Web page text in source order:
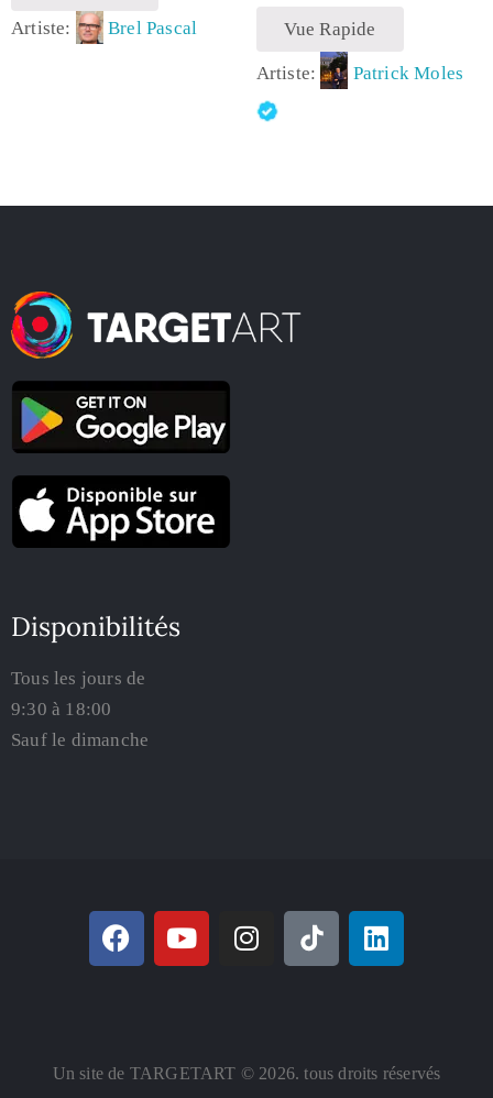
Artiste:
Brel Pascal Vue Rapide
Artiste: Patrick Moles
Disponibilités
Tous les jours de
9:30 à 18:00
Sauf le dimanche
Un site de TARGETART © 2026. tous droits réservés